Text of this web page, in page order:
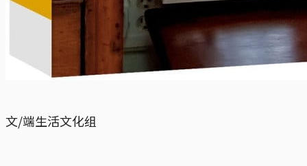
文/端生活文化组